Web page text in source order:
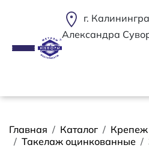
г.
Александра
Строка
Главная Каталог Крепеж
Такелаж оцинкованные